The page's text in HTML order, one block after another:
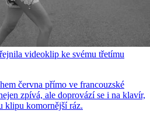
videoklip ke svému třetímu
června přímo ve francouzské
zpívá, ale doprovází se i na klavír,
klipu komornější ráz.